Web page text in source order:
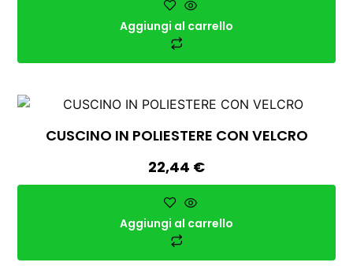
Aggiungi al carrello
CUSCINO IN POLIESTERE CON VELCRO
22,44 €
Aggiungi al carrello